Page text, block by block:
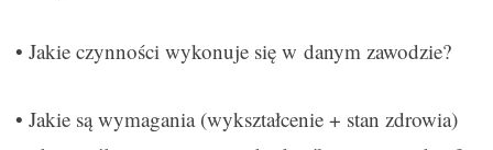
• Jakie czynności wykonuje się w danym zawodzie?
• Jakie są wymagania (wykształcenie + stan zdrowia)